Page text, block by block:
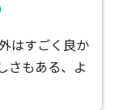
はすごく良か
さもある、よ